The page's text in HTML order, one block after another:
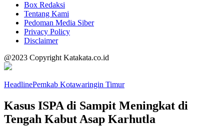
Box Redaksi
Tentang Kami
Pedoman Media Siber
Privacy Policy
Disclaimer
@2023 Copyright Katakata.co.id
HeadlinePemkab Kotawaringin Timur
Kasus ISPA di Sampit Meningkat di
Tengah Kabut Asap Karhutla